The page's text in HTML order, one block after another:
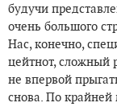
будучи
очень большого
Нас, конечно,
цейтнот, сложный
не впервой
снова. По крайней